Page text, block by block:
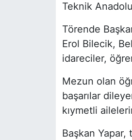
Teknik
Törende
Erol Bilecik,
idareciler,
Mezun olan
başarılar
kıymetli
Başkan Yapar,